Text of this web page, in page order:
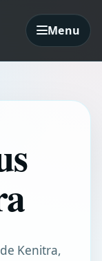
Menu
Kenitra,